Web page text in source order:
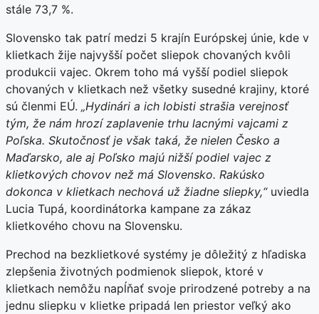
stále 73,7 %.
Slovensko tak patrí medzi 5 krajín Európskej únie, kde v
klietkach žije najvyšší počet sliepok chovaných kvôli
produkcii vajec. Okrem toho má vyšší podiel sliepok
chovaných v klietkach než všetky susedné krajiny, ktoré
sú členmi EÚ. „Hydinári a ich lobisti strašia verejnosť
tým, že nám hrozí zaplavenie trhu lacnými vajcami z
Poľska. Skutočnosť je však taká, že nielen Česko a
Maďarsko, ale aj Poľsko majú nižší podiel vajec z
klietkových chovov než má Slovensko. Rakúsko
dokonca v klietkach nechová už žiadne sliepky,“uviedla
Lucia Tupá, koordinátorka kampane za zákaz
klietkového chovu na Slovensku.
Prechod na bezklietkové systémy je dôležitý z hľadiska
zlepšenia životných podmienok sliepok, ktoré v
klietkach nemôžu napĺňať svoje prirodzené potreby a na
jednu sliepku v klietke pripadá len priestor veľký ako